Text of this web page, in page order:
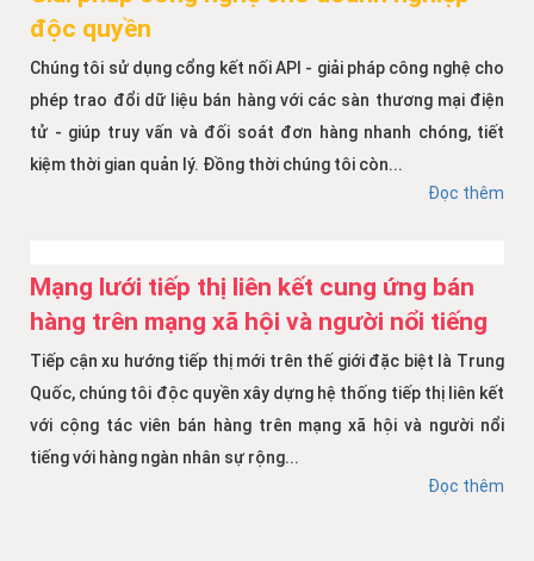
độc quyền
Chúng tôi sử dụng cổng kết nối API - giải pháp công nghệ cho
phép trao đổi dữ liệu bán hàng với các sàn thương mại điện
tử - giúp truy vấn và đối soát đơn hàng nhanh chóng, tiết
kiệm thời gian quản lý. Đồng thời chúng tôi còn...
Đọc thêm
Mạng lưới tiếp thị liên kết cung ứng bán
hàng trên mạng xã hội và người nổi tiếng
Tiếp cận xu hướng tiếp thị mới trên thế giới đặc biệt là Trung
Quốc, chúng tôi độc quyền xây dựng hệ thống tiếp thị liên kết
với cộng tác viên bán hàng trên mạng xã hội và người nổi
tiếng với hàng ngàn nhân sự rộng...
Đọc thêm